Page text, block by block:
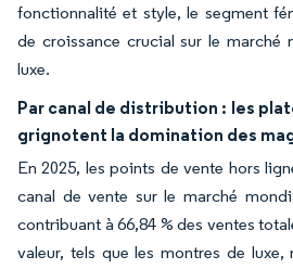
fonctionnalité et style, le segment
de croissance crucial sur le marché
luxe.
Par canal de distribution : les
grignotent la domination des
En 2025, les points de vente hors
canal de vente sur le marché
contribuant à 66,84 % des ventes
valeur, tels que les montres de luxe,